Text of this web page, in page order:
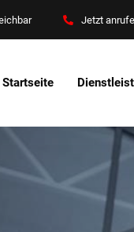
Jetzt
Startseite